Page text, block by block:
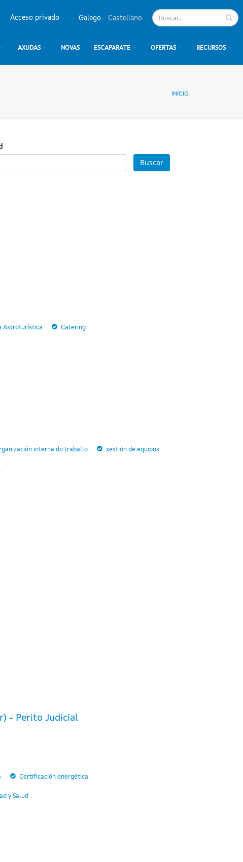
Galego Castellano
Acceso privado
AXUDAS NOVAS ESCAPARATE OFERTAS RECURSOS
INICIO
Astroturística Catering
interna do traballo xestión de equipos
- Perito Judicial
Certificación energética
y Salud